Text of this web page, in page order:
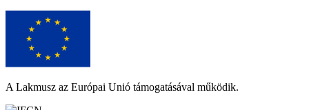
A Lakmusz az Európai Unió támogatásával működik.